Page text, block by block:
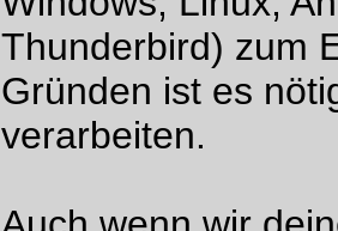
Thunderbird) zum
Gründen ist es